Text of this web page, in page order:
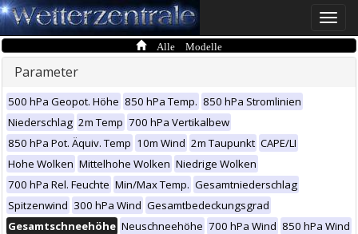
Toggle
Alle Modelle
Parameter
500 hPa Geopot. Höhe 850 hPa Temp. 850 hPa Stromlinien
Niederschlag 2m Temp 700 hPa Vertikalbew
850 hPa Pot. Äquiv. Temp 10m Wind 2m Taupunkt CAPE/LI
Hohe Wolken Mittelhohe Wolken Niedrige Wolken
700 hPa Rel. Feuchte Min/Max Temp. Gesamtniederschlag
Spitzenwind 300 hPa Wind Gesamtbedeckungsgrad
Gesamtschneehöhe Neuschneehöhe 700 hPa Wind 850 hPa Wind